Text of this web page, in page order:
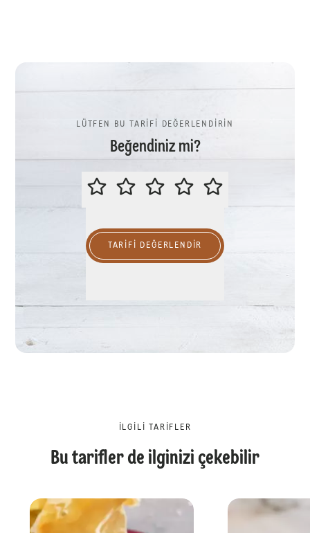
LÜTFEN BU TARİFİ DEĞERLENDİRİN
Beğendiniz mi?
LÜTFEN BU TARİFİ
TARIFI DEĞERLENDİR
İLGILI TARIFLER
Bu tarifler de ilginizi çekebilir